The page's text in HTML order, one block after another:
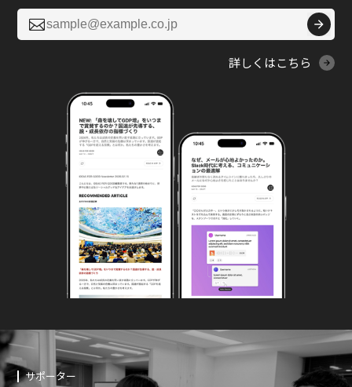

詳しくはこちら
サポーター